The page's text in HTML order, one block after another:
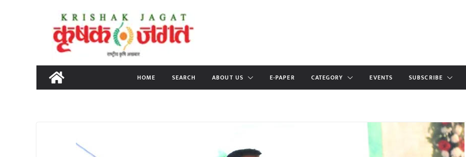
content
HOME SEARCH ABOUT US E-PAPER CATEGORY EVENTS SUBSCRIBE